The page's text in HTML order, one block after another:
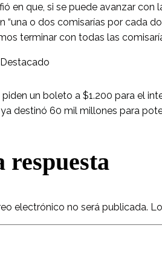
en que, si se puede avanzar
“una o dos comisarías por cada
terminar con todas las
Destacado
piden un boleto a $1.200 para el
ya destinó 60 mil millones para
respuesta
electrónico no será publicada.